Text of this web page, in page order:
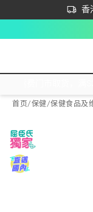
香
立
首次
首页/保健/保健食品及